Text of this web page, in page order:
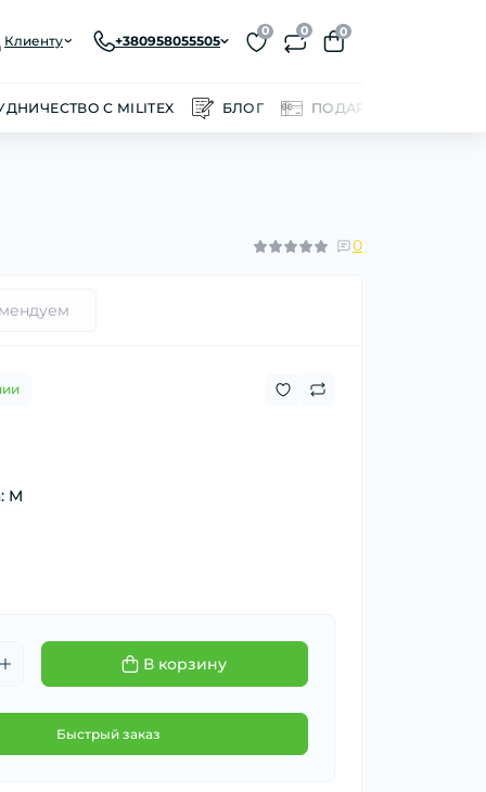
Клиенту +380958055505
0 0 0
С MILITEX БЛОГ ПОДАРОЧНЫЕ
0
M
В корзину
Быстрый заказ